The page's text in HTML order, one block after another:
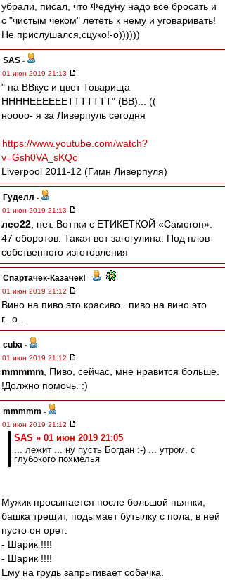
убрали, писал, что Федуну надо все бросать и
с "чистым чеком" лететь к нему и уговаривать!
Не прислушался,сцуко!-о))))))
SAS -
01 июн 2019 21:13
" на ВВкус и цвет Товарища
ННННЕЕЕЕЕЕТТТТТТТ" (ВВ)... ((
ноооо- я за Ливерпуль сегодня
https://www.youtube.com/watch?
v=Gsh0VA_sKQo
Liverpool 2011-12 (Гимн Ливерпуля)
Гуделл -
01 июн 2019 21:13
лео22 , нет. Воттки с ЕТИКЕТКОЙ «Самогон».
47 оборотов. Такая вот загогулина. Под плов
собственного изготовления
Спартачек-Казачек! -
01 июн 2019 21:12
Вино на пиво это красиво...пиво на вино это
г...о...
cuba -
01 июн 2019 21:12
mmmmm , Пиво, сейчас, мне нравится больше.
!Должно помочь. :)
mmmmm -
01 июн 2019 21:12
SAS » 01 июн 2019 21:05
... лежит ... ну пусть Богдан :-) ... утром, с
глубокого похмелья
Мужик просыпается после большой пьянки,
башка трещит, подымает бутылку с пола, в ней
пусто он орет:
- Шарик !!!!
- Шарик !!!!
Ему на грудь запрыгивает собачка.